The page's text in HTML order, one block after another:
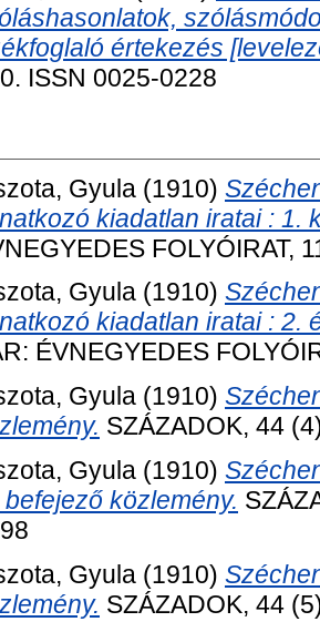
értekezés
ISSN 0025-0228
Gyula (1910)
kiadatlan iratai : 1.
FOLYÓIRAT,
Gyula (1910)
kiadatlan iratai : 2.
ÉVNEGYEDES
Gyula (1910)
SZÁZADOK, 44
Gyula (1910)
közlemény.
Gyula (1910)
SZÁZADOK, 44